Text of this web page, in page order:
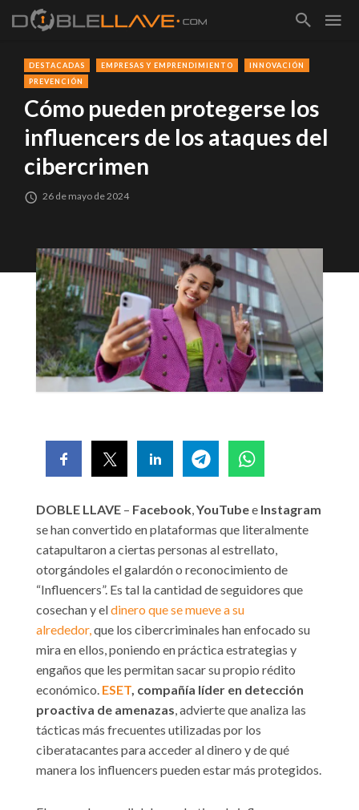
DESTACADAS EMPRESAS Y EMPRENDIMIENTO
INNOVACIÓN
PREVENCIÓN
Cómo pueden protegerse los
influencers de los ataques del
cibercrimen
26 de mayo de 2024
DOBLE LLAVE – Facebook,YouTubee Instagram
se han convertido en plataformas que literalmente
catapultaron a ciertas personas al estrellato,
otorgándoles el galardón o reconocimiento de
“Influencers”. Es tal la cantidad de seguidores que
cosechan y eldinero que se mueve a su
alrededor,que los cibercriminales han enfocado su
mira en ellos, poniendo en práctica estrategias y
engaños que les permitan sacar su propio rédito
económico. ESET, compañía líder en detección
proactiva de amenazas, advierte que analiza las
tácticas más frecuentes utilizadas por los
ciberatacantes para acceder al dinero y de qué
manera los influencers pueden estar más protegidos.